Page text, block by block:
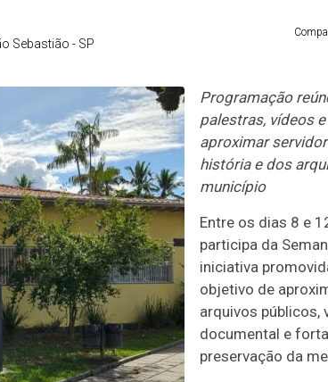
Sebastião - SP
Programação
palestras, vídeos
aproximar
história e dos
município
Entre os dias 8 e
participa da
iniciativa
objetivo de
arquivos públicos,
documental e
preservação da